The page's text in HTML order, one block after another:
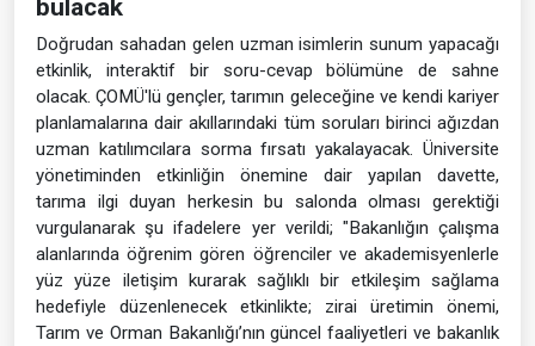
bulacak
Doğrudan sahadan gelen uzman isimlerin sunum yapacağı
etkinlik, interaktif bir soru-cevap bölümüne de sahne
olacak. ÇOMÜ'lü gençler, tarımın geleceğine ve kendi kariyer
planlamalarına dair akıllarındaki tüm soruları birinci ağızdan
uzman katılımcılara sorma fırsatı yakalayacak. Üniversite
yönetiminden etkinliğin önemine dair yapılan davette,
tarıma ilgi duyan herkesin bu salonda olması gerektiği
vurgulanarak şu ifadelere yer verildi; "Bakanlığın çalışma
alanlarında öğrenim gören öğrenciler ve akademisyenlerle
yüz yüze iletişim kurarak sağlıklı bir etkileşim sağlama
hedefiyle düzenlenecek etkinlikte; zirai üretimin önemi,
Tarım ve Orman Bakanlığı’nın güncel faaliyetleri ve bakanlık